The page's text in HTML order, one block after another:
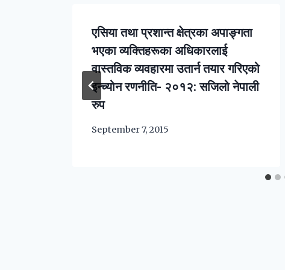
एसिया तथा प्रशान्त क्षेत्रका अपाङ्गता
भएका व्यक्तिहरूका अधिकारलाई
वास्तविक व्यवहारमा उतार्न तयार गरिएको
इन्च्योन रणनीति- २०१२: सजिलो नेपाली
रुप
September 7, 2015